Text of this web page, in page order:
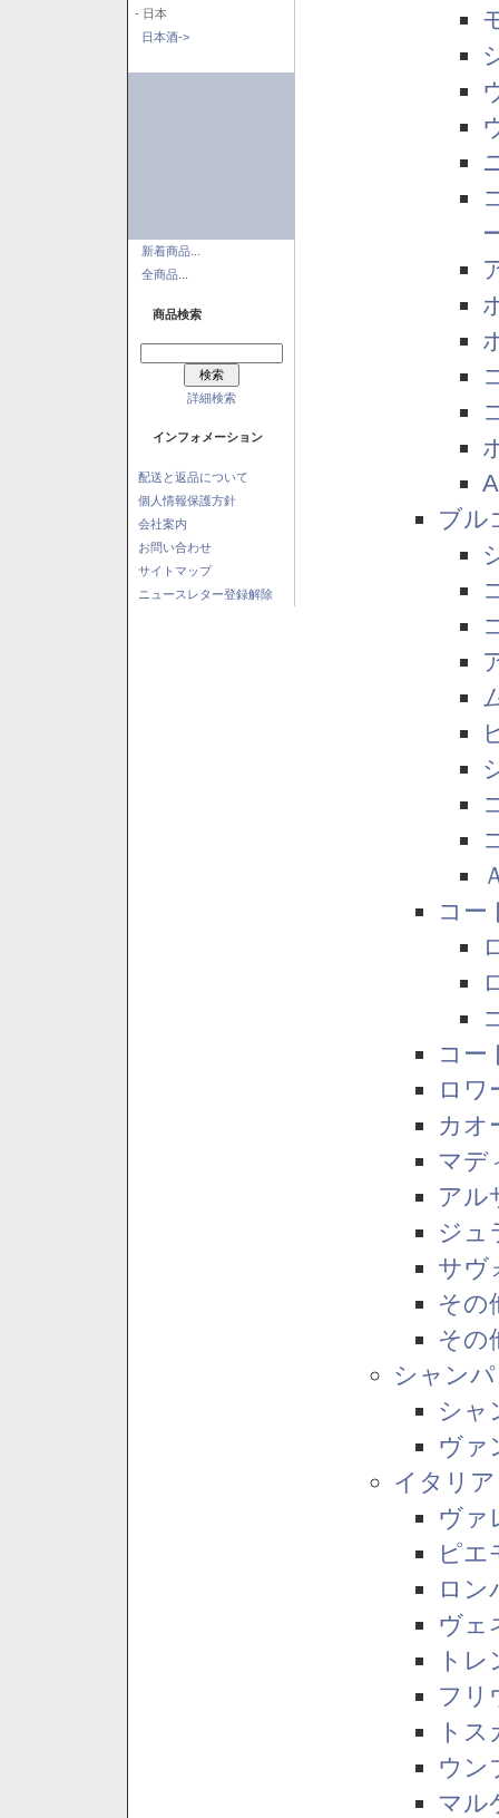
- 日本
日本酒->
新着商品...
全商品...
商品検索
詳細検索
インフォメーション
配送と返品について
個人情報保護方針
会社案内
お問い合わせ
サイトマップ
ニュースレター登録解除
ブル
コー
コー
ロワ
カオ
マデ
アル
ジュ
サヴ
その
その
シャン
シャ
ヴァ
イタリア
ヴァ
ピエ
ロン
ヴェ
ト
フリ
ト
ウン
マル